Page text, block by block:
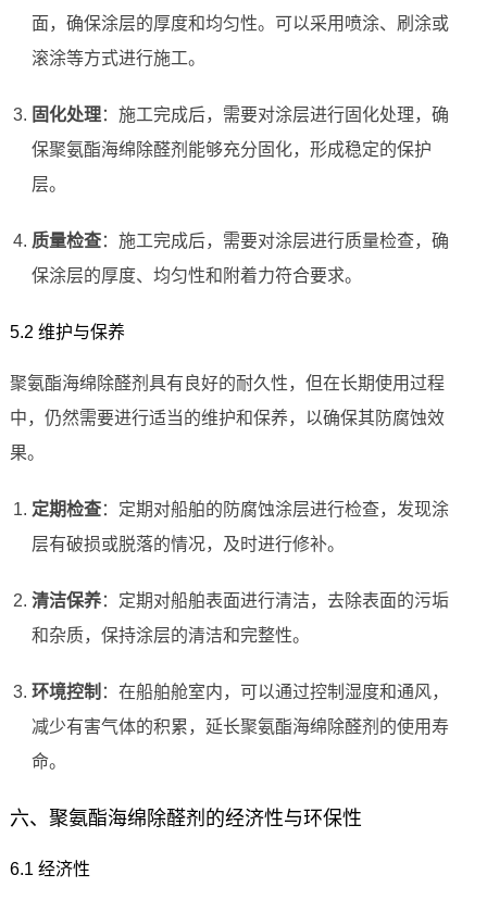
面，确保涂层的厚度和均匀性。可以采用喷涂、刷涂或
滚涂等方式进行施工。
固化处理：施工完成后，需要对涂层进行固化处理，确
保聚氨酯海绵除醛剂能够充分固化，形成稳定的保护
层。
质量检查：施工完成后，需要对涂层进行质量检查，确
保涂层的厚度、均匀性和附着力符合要求。
5.2 维护与保养
聚氨酯海绵除醛剂具有良好的耐久性，但在长期使用过程
中，仍然需要进行适当的维护和保养，以确保其防腐蚀效
果。
定期检查：定期对船舶的防腐蚀涂层进行检查，发现涂
层有破损或脱落的情况，及时进行修补。
清洁保养：定期对船舶表面进行清洁，去除表面的污垢
和杂质，保持涂层的清洁和完整性。
环境控制 ：在船舶舱室内，可以通过控制湿度和通风，
减少有害气体的积累，延长聚氨酯海绵除醛剂的使用寿
命。
六、聚氨酯海绵除醛剂的经济性与环保性
6.1 经济性